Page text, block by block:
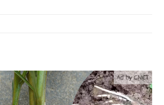
Ad by CNCT